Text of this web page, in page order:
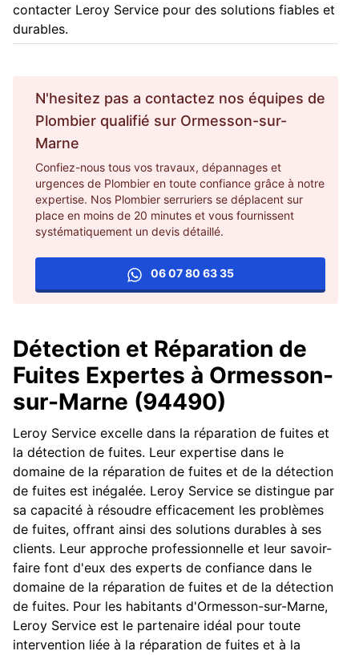
contacter Leroy Service pour des solutions fiables et
durables.
N'hesitez pas a contactez nos équipes de
Plombier qualifié sur Ormesson-sur-
Marne
Confiez-nous tous vos travaux, dépannages et
urgences de Plombier en toute confiance grâce à notre
expertise. Nos Plombier serruriers se déplacent sur
place en moins de 20 minutes et vous fournissent
systématiquement un devis détaillé.
06 07 80 63 35
Détection et Réparation de
Fuites Expertes à Ormesson-
sur-Marne (94490)
Leroy Service excelle dans la réparation de fuites et
la détection de fuites. Leur expertise dans le
domaine de la réparation de fuites et de la détection
de fuites est inégalée. Leroy Service se distingue par
sa capacité à résoudre efficacement les problèmes
de fuites, offrant ainsi des solutions durables à ses
clients. Leur approche professionnelle et leur savoir-
faire font d'eux des experts de confiance dans le
domaine de la réparation de fuites et de la détection
de fuites. Pour les habitants d'Ormesson-sur-Marne,
Leroy Service est le partenaire idéal pour toute
intervention liée à la réparation de fuites et à la